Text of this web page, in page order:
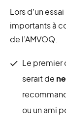
Lors d’un
importants à
de l’AMVOQ.
Le premier
serait de
ou un ami